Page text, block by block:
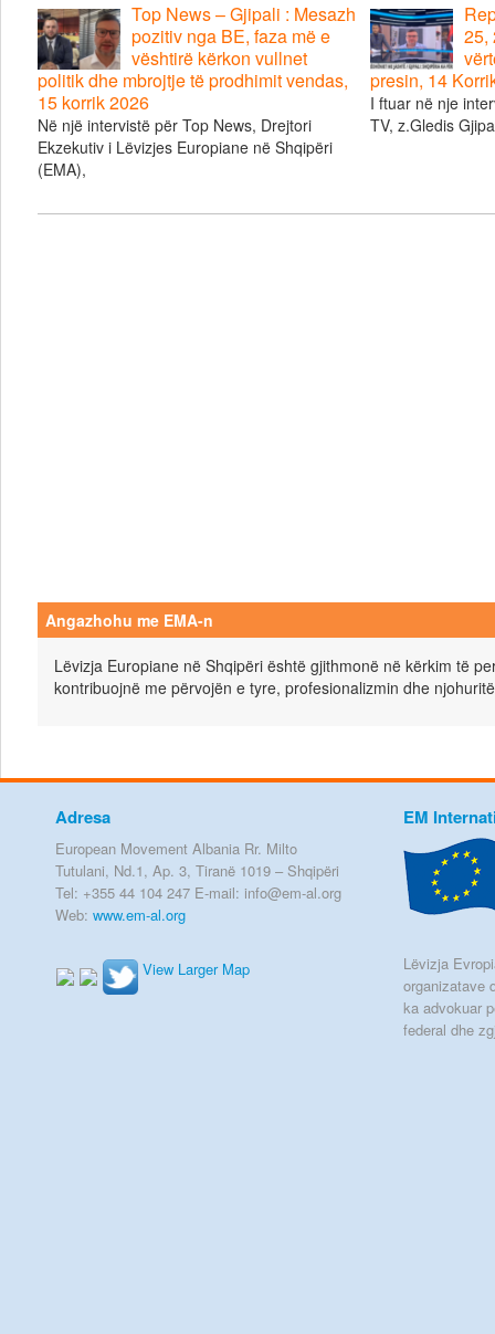
Top News – Gjipali : Mesazh
pozitiv nga BE, faza më e
vështirë kërkon vullnet
politik dhe mbrojtje të prodhimit vendas,
15 korrik 2026
Në një intervistë për Top News, Drejtori
Ekzekutiv i Lëvizjes Europiane në Shqipëri
(EMA),
25,
presin, 14
I ftuar në nje
TV, z.Gledis
Angazhohu me EMA-n
Lëvizja Europiane në Shqipëri është gjithmonë në kërkim të
kontribuojnë me përvojën e tyre, profesionalizmin dhe
Adresa
European Movement Albania Rr. Milto
Tutulani, Nd.1, Ap. 3, Tiranë 1019 – Shqipëri
Tel: +355 44 104 247 E-mail: info@em-al.org
Web: www.em-al.org
View Larger Map
EM
Lëvizja
organizatave
ka advokuar
federal dhe